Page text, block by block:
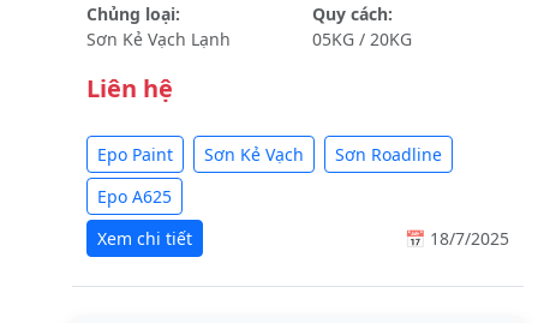
Chủng loại:
Sơn Kẻ Vạch Lạnh
Quy cách:
05KG / 20KG
Liên hệ
Epo Paint Sơn Kẻ Vạch
Sơn Roadline
Epo A625
Xem chi tiết
📅 18/7/2025